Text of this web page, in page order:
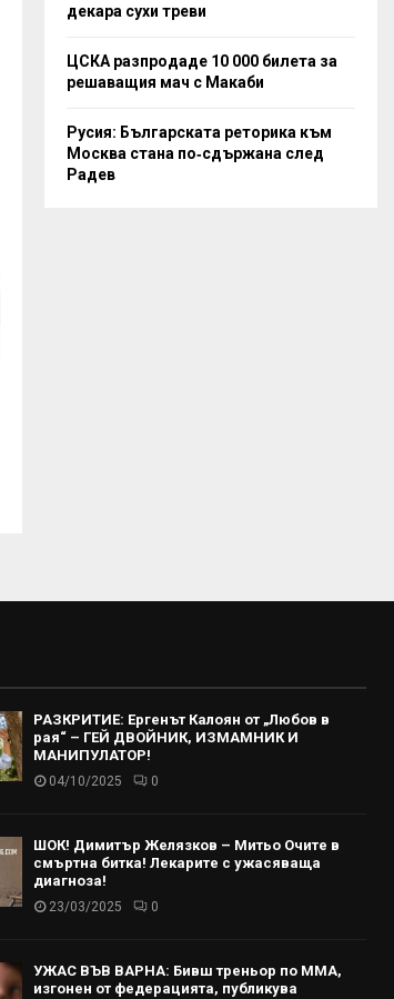
декара сухи треви
ЦСКА разпродаде 10 000 билета за
решаващия мач с Макаби
Русия: Българската реторика към
Москва стана по‑сдържана след
Радев
РАЗКРИТИЕ: Ергенът Калоян от „Любов в
рая“ – ГЕЙ ДВОЙНИК, ИЗМАМНИК И
МАНИПУЛАТОР!
04/10/2025 0
ШОК! Димитър Желязков – Митьо Очите в
смъртна битка! Лекарите с ужасяваща
диагноза!
23/03/2025 0
УЖАС ВЪВ ВАРНА: Бивш треньор по ММА,
изгонен от федерацията, публикува